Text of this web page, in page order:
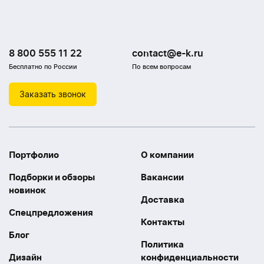
8 800 555 11 22
Бесплатно по России
contact@e-k.ru
По всем вопросам
Заказать звонок
Портфолио
Подборки и обзоры
новинок
Спецпредложения
Блог
Дизайн
О компании
Вакансии
Доставка
Контакты
Политика
конфиденциальности